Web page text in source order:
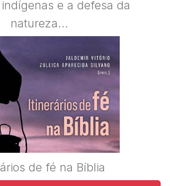
e a defesa da
natureza...
de fé na Bíblia